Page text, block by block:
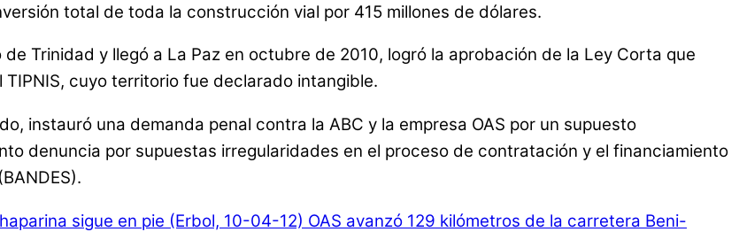
total de toda la construcción vial por 415 millones de dólares.
Trinidad y llegó a La Paz en octubre de 2010, logró la aprobación de la Ley Corta que
cuyo territorio fue declarado intangible.
instauró una demanda penal contra la ABC y la empresa OAS por un supuesto
denuncia por supuestas irregularidades en el proceso de contratación y el financiamiento
sigue en pie (Erbol, 10-04-12) OAS avanzó 129 kilómetros de la carretera Beni-